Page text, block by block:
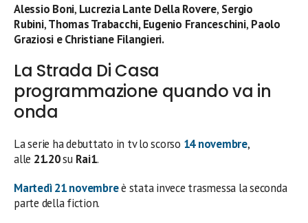
Alessio Boni, Lucrezia Lante Della Rovere, Sergio
Rubini,Thomas Trabacchi, Eugenio Franceschini, Paolo
Graziosi e Christiane Filangieri.
La Strada Di Casa
programmazione quando va in
onda
La serie ha debuttato in tv lo scorso 14 novembre,
alle 21.20su Rai1.
Martedì 21 novembreè stata invece trasmessa la seconda
parte della fiction.